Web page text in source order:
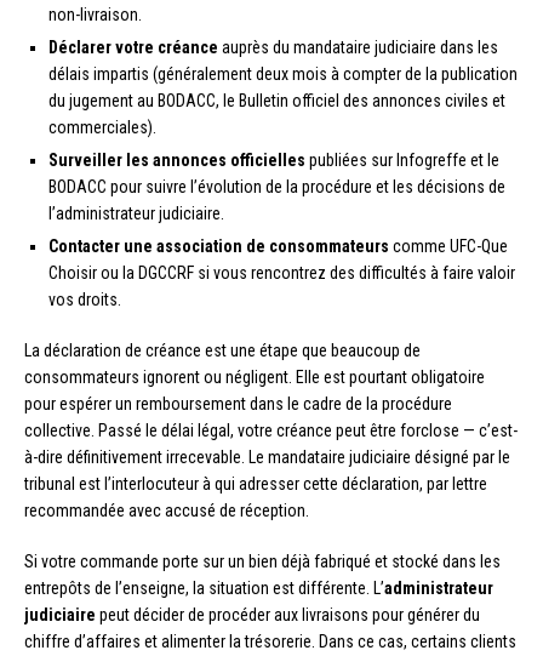
non-livraison.
Déclarer votre créance auprès du mandataire judiciaire dans les
délais impartis (généralement deux mois à compter de la publication
du jugement au BODACC, le Bulletin officiel des annonces civiles et
commerciales).
Surveiller les annonces officielles publiées sur Infogreffe et le
BODACC pour suivre l’évolution de la procédure et les décisions de
l’administrateur judiciaire.
Contacter une association de consommateurs comme UFC-Que
Choisir ou la DGCCRF si vous rencontrez des difficultés à faire valoir
vos droits.
La déclaration de créance est une étape que beaucoup de
consommateurs ignorent ou négligent. Elle est pourtant obligatoire
pour espérer un remboursement dans le cadre de la procédure
collective. Passé le délai légal, votre créance peut être forclose — c’est-
à-dire définitivement irrecevable. Le mandataire judiciaire désigné par le
tribunal est l’interlocuteur à qui adresser cette déclaration, par lettre
recommandée avec accusé de réception.
Si votre commande porte sur un bien déjà fabriqué et stocké dans les
entrepôts de l’enseigne, la situation est différente. L’administrateur
judiciaire peut décider de procéder aux livraisons pour générer du
chiffre d’affaires et alimenter la trésorerie. Dans ce cas, certains clients